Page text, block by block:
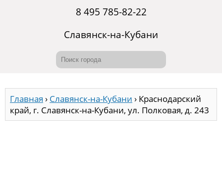
8 495 785-82-22
Славянск-на-Кубани
Главная › Славянск-на-Кубани › Краснодарский
край, г. Славянск-на-Кубани, ул. Полковая, д. 243